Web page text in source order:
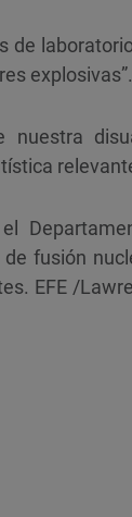
de
explosivas”.
nuestra
fusión
EFE /